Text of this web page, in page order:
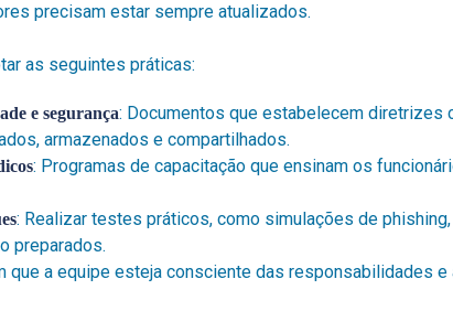
precisam estar sempre atualizados.
as seguintes práticas:
e segurança: Documentos que estabelecem diretrizes
armazenados e compartilhados.
: Programas de capacitação que ensinam os
: Realizar testes práticos, como simulações de
preparados.
que a equipe esteja consciente das responsabilidades